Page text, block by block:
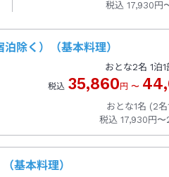
税込 17,930円
除く）（基本料理）
おとな2名 1泊1
税込 35,860 円 〜
おとな1名 (2名
税込 17,930円
基本料理）